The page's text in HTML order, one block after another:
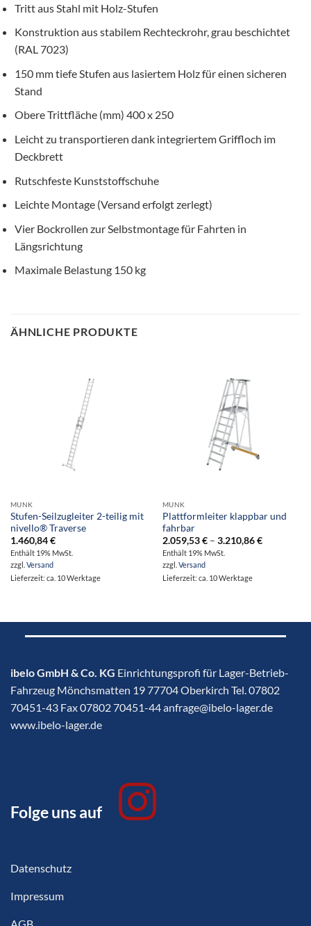
Tritt aus Stahl mit Holz-Stufen
Konstruktion aus stabilem Rechteckrohr, grau beschichtet
(RAL 7023)
150 mm tiefe Stufen aus lasiertem Holz für einen sicheren
Stand
Obere Trittfläche (mm) 400 x 250
Leicht zu transportieren dank integriertem Griffloch im
Deckbrett
Rutschfeste Kunststoffschuhe
Leichte Montage (Versand erfolgt zerlegt)
Vier Bockrollen zur Selbstmontage für Fahrten in
Längsrichtung
Maximale Belastung 150 kg
ÄHNLICHE PRODUKTE
MUNK
Stufen-Seilzugleiter 2-teilig mit
nivello® Traverse
1.460,84€
Enthält 19% MwSt.
zzgl. Versand
Lieferzeit: ca. 10 Werktage
MUNK
Plattformleiter klappbar und
fahrbar
2.059,53€ – 3.210,86€
Enthält 19% MwSt.
zzgl. Versand
Lieferzeit: ca. 10 Werktage
ibelo GmbH & Co. KG Einrichtungsprofi für Lager-Betrieb-
Fahrzeug Mönchsmatten 19 77704 Oberkirch Tel. 07802
70451-43 Fax 07802 70451-44 anfrage@ibelo-lager.de
www.ibelo-lager.de
Folge uns auf
Datenschutz
Impressum